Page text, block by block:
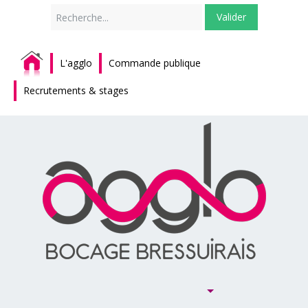
Valider
L'agglo Commande publique
Recrutements & stages